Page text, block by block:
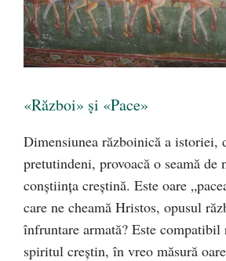
«Război» și «Pace»
Dimensiunea războinică a istoriei,
pretutindeni, provoacă o seamă de
conştiinţa creştină. Este oare
care ne cheamă Hristos, opusul
înfruntare armată? Este
spiritul creştin, în vreo măsură